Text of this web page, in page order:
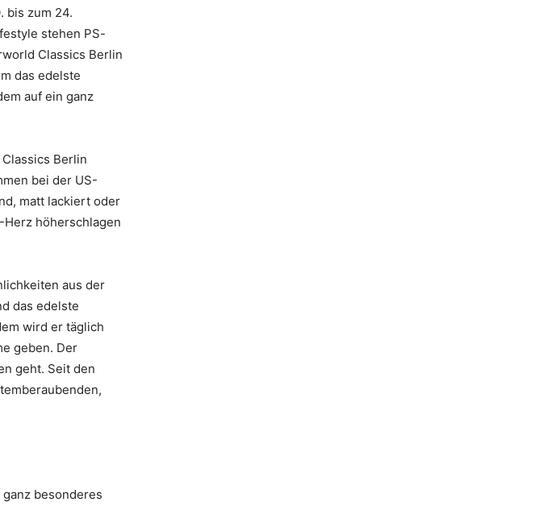
bis zum 24.
stehen PS-
Classics Berlin
das edelste
auf ein ganz
Berlin
bei der US-
matt lackiert oder
Herz höherschlagen
aus der
das edelste
wird er täglich
geben. Der
geht. Seit den
besonderes